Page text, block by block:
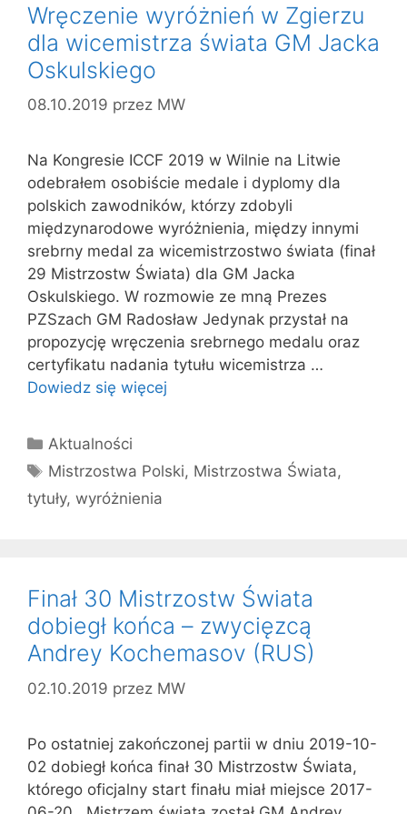
Wręczenie wyróżnień w Zgierzu
dla wicemistrza świata GM Jacka
Oskulskiego
08.10.2019 przez MW
Na Kongresie ICCF 2019 w Wilnie na Litwie
odebrałem osobiście medale i dyplomy dla
polskich zawodników, którzy zdobyli
międzynarodowe wyróżnienia, między innymi
srebrny medal za wicemistrzostwo świata (finał
29 Mistrzostw Świata) dla GM Jacka
Oskulskiego. W rozmowie ze mną Prezes
PZSzach GM Radosław Jedynak przystał na
propozycję wręczenia srebrnego medalu oraz
certyfikatu nadania tytułu wicemistrza …
Dowiedz się więcej
Kategorie
Aktualności
Tagi
Mistrzostwa Polski, Mistrzostwa Świata,
tytuły, wyróżnienia
Finał 30 Mistrzostw Świata
dobiegł końca – zwycięzcą
Andrey Kochemasov (RUS)
02.10.2019 przez MW
Po ostatniej zakończonej partii w dniu 2019-10-
02 dobiegł końca finał 30 Mistrzostw Świata,
którego oficjalny start finału miał miejsce 2017-